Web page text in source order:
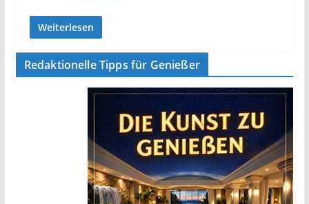
Weiterlesen
Redaktionelle Tipps für Genießer